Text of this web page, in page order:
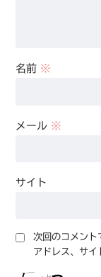
名前 ※
メール ※
サイト
次回のコメント
アドレス、サイ